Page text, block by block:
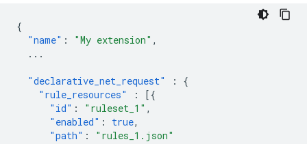
{
"name" : "My extension" ,
...
"declarative_net_request" :
{
"rule_resources"
:
[{
"id" : "ruleset_1" ,
"enabled" : true,
"path" :
"rules_1.json"